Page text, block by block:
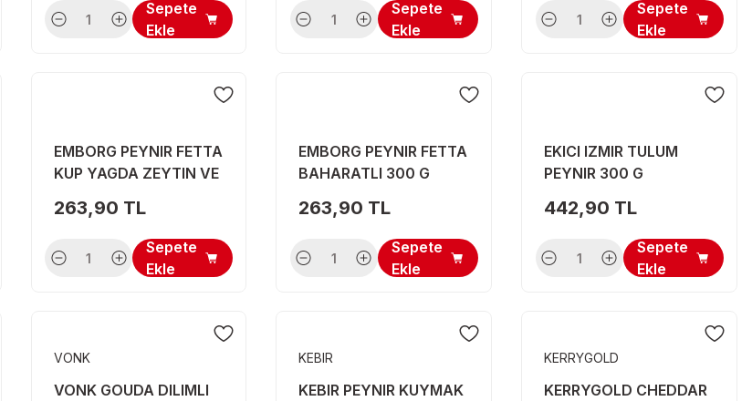
Sepete
Ekle
Sepete
Ekle
Sepete
Ekle
EMBORG PEYNIR FETTA
KUP YAGDA ZEYTIN VE
263,90 TL
Sepete
Ekle
EMBORG PEYNIR FETTA
BAHARATLI 300 G
263,90 TL
Sepete
Ekle
EKICI IZMIR TULUM
PEYNIR 300 G
442,90 TL
Sepete
Ekle
VONK
VONK GOUDA DILIMLI
KEBIR
KEBIR PEYNIR KUYMAK
KERRYGOLD
KERRYGOLD CHEDDAR